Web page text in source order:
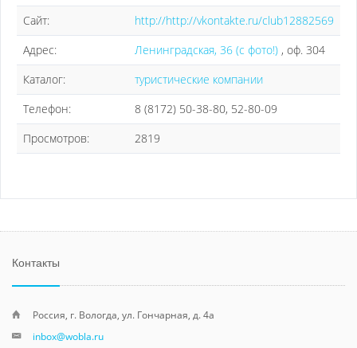
Сайт:
http://http://vkontakte.ru/club12882569
Адрес:
Ленинградская, 36 (с фото!) , оф. 304
Каталог:
туристические компании
Телефон:
8 (8172) 50-38-80, 52-80-09
Просмотров:
2819
Контакты
Россия, г. Вологда, ул. Гончарная, д. 4а
inbox@wobla.ru